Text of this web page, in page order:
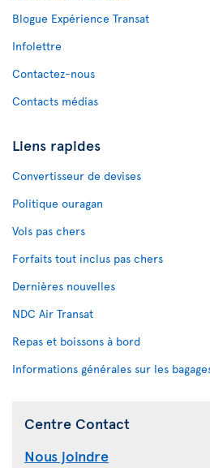
Blogue Expérience Transat
Infolettre
Contactez-nous
Contacts médias
Liens rapides
Convertisseur de devises
Politique ouragan
Vols pas chers
Forfaits tout inclus pas chers
Dernières nouvelles
NDC Air Transat
Repas et boissons à bord
Informations générales sur les
Centre Contact
Nous joindre